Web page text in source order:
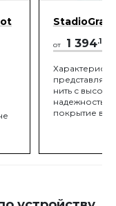
от 1 394.10
нить с
надежность
покрытие в
и подсыпать